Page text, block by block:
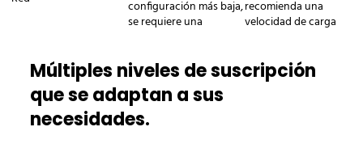
configuración más baja,
se requiere una
recomienda una
velocidad de carga
fondo: usa la función VCam incorporada
verde.4. Salida vía NDIPara
configuraciones más avanzadas, puedes
emitir tu producción de XSplit
Múltiples niveles de suscripción
que se adaptan a sus
necesidades.